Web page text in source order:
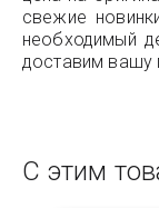
свежие
необходимый
доставим вашу
С этим